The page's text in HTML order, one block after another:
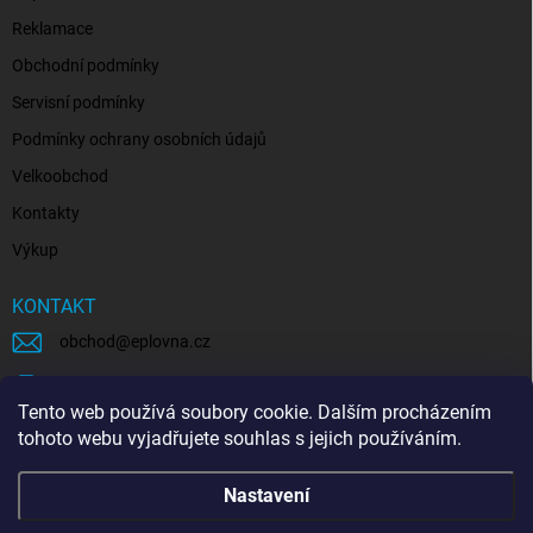
Tento web používá soubory cookie. Dalším procházením
tohoto webu vyjadřujete souhlas s jejich používáním.
Nastavení
Reklamace
Obchodní podmínky
Servisní podmínky
Podmínky ochrany osobních údajů
Velkoobchod
Kontakty
Výkup
KONTAKT
obchod @eplovna.cz
eplovna.cz